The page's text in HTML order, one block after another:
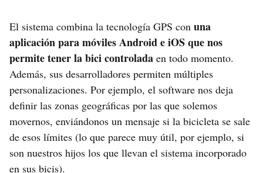
El sistema combina la tecnología GPS con una
aplicación para móviles Android e iOS que nos
permite tener la bici controlada en todo momento.
Además, sus desarrolladores permiten múltiples
personalizaciones. Por ejemplo, el software nos deja
definir las zonas geográficas por las que solemos
movernos, enviándonos un mensaje si la bicicleta se sale
de esos límites (lo que parece muy útil, por ejemplo, si
son nuestros hijos los que llevan el sistema incorporado
en sus bicis).